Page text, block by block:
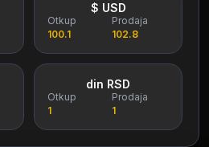
$ USD
Otkup
100.1
Prodaja
102.8
din RSD
Otkup
1
Prodaja
1